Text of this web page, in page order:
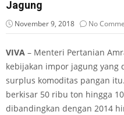
Jagung
November 9, 2018 No
VIVA – Menteri Pertanian
kebijakan impor jagung
surplus komoditas pangan
berkisar 50 ribu ton hingga
dibandingkan dengan 2014